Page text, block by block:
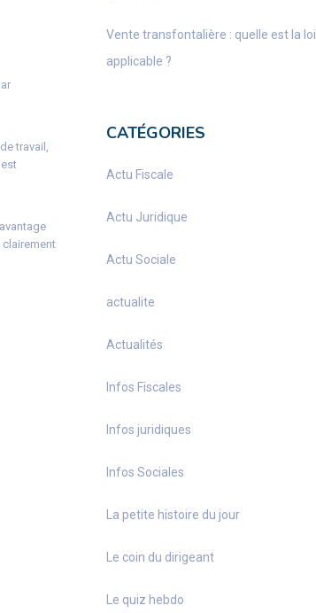
travail,
clairement
Vente transfontalière : quelle est la loi
applicable ?
CATÉGORIES
Actu Fiscale
Actu Juridique
Actu Sociale
actualite
Actualités
Infos Fiscales
Infos juridiques
Infos Sociales
La petite histoire du jour
Le coin du dirigeant
Le quiz hebdo